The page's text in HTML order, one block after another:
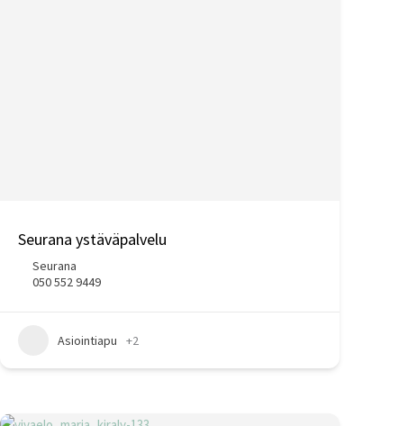
Seurana ystäväpalvelu
Seurana
050 552 9449
Asiointiapu +2